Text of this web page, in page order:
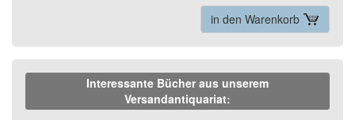
in den Warenkorb
Interessante Bücher aus unserem
Versandantiquariat: